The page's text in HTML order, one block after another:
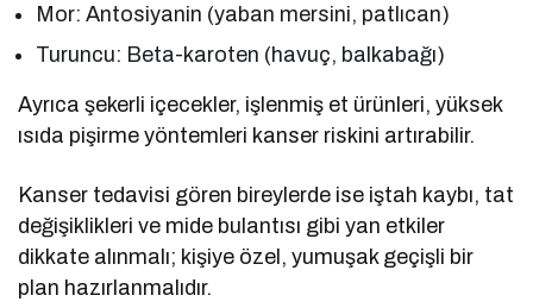
Mor: Antosiyanin (yaban mersini, patlıcan)
Turuncu: Beta-karoten (havuç, balkabağı)
Ayrıca şekerli içecekler, işlenmiş et ürünleri, yüksek
ısıda pişirme yöntemleri kanser riskini artırabilir.
Kanser tedavisi gören bireylerde ise iştah kaybı, tat
değişiklikleri ve mide bulantısı gibi yan etkiler
dikkate alınmalı; kişiye özel, yumuşak geçişli bir
plan hazırlanmalıdır.